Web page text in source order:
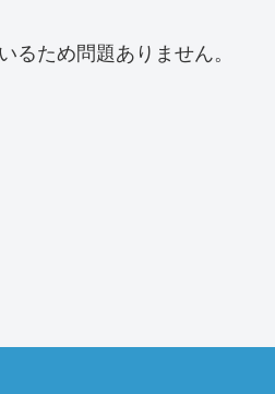
るため問題ありません。